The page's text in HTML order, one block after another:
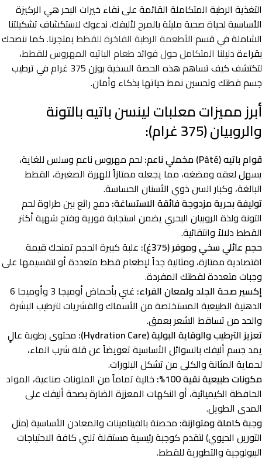
التغذية الرطبة المتكاملة القائمة على نقاء خيرات البحر هي الركيزة
الأساسية لحياة صحية مليئة بالمرح لأليفك. ندعوك لاستكشاف تشكيلتنا
الشاملة في قسم الأطعمة الرطبة الفاخرة للقططبمتجرنا. كما ننصحك
بقراءةدليلنا المتكامل حول فوائد طعام الباتيه المهروس للقطط،
لتكتشف كيف تساهم هذه الحصة السخية بوزن 375 غرام في ترطيب
جسم قطتك وتحسين نمط حياتها بذكاء وأمان.
أبرز مميزات معلبات لينسن باتيه بالتونة
والروبيان (375 غرام):
قوام باتيه (Pâté) مخملي ناعم:
لحم مهروس ناعم وسلس للغاية،
يسهل لعقه ومضغه، مما يجعله ممتازاً للهررة الصغيرة، القطط
البالغة، وكبار السن ذوي الأسنان الحساسة.
توليفة بحرية مزدوجة فائقة الاستساغة: دمج رائع بين طراوة لحم
التونة ولذة الروبيان البحري يضمن استجابة فورية وفتح شهية أكثر
القطط دلالاً وانتقائية.
حجم عائلي سخي وموفر (375غ):
علبة كبيرة الحجم تمنحك قيمة
اقتصادية ممتازة، ومثالية جداً لإطعام قطط متعددة أو لتقسيمها على
وجبات متعددة لقطتك المفردة.
إكسير صحة الجلد ولمعان الفراء:
غني بأحماض أوميجا 3 وأوميجا 6
الدهنية الطبيعية المستخلصة من الأسماك والقشريات لترطيب البشرة
والحد من تساقط الشعر بعمق.
تعزيز الترطيب والوقاية البولية (Hydration Care):
محتوى رطوبة عالٍ
يمد جسم أليفك بالسوائل الأساسية تعويضاً عن قلة شرب الماء،
لحماية المثانة والكلى من تشكل البلورات.
مكونات طبيعية نقية 100%:
خالية تماماً من الملونات صناعية، المواد
الحافظة الكيميائية، أو النكهات المعززة الضارة بصحة أليفك على
المدى الطويل.
وجبة كاملة ومتوازنة: محصنة بالفيتامينات والمعادن الأساسية (مثل
التورين الحيوي) لتقدم كوجبة رئيسية مستقلة تلبي كافة الاحتياجات
البيولوجية والتطورية للقطط.